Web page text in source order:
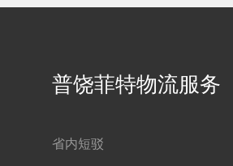
普饶菲特物流服务
省内短驳